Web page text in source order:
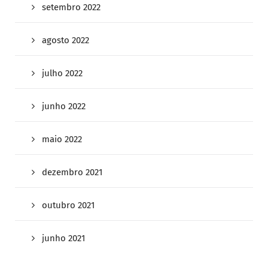
setembro 2022
agosto 2022
julho 2022
junho 2022
maio 2022
dezembro 2021
outubro 2021
junho 2021